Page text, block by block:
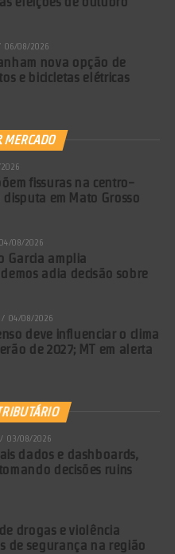
06/08/2026
nova opção de
e bicicletas elétricas
MERCADO
fissuras na centro-
em Mato Grosso
04/08/2026
Garcia amplia
adia decisão sobre
04/08/2026
deve influenciar o clima
de 2027; MT em alerta
03/08/2026
dados e dashboards,
decisões ruins
drogas e violência
de segurança na região